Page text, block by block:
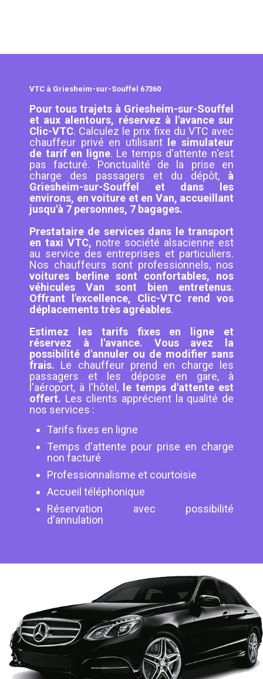
VTC à Griesheim-sur-Souffel 67360
Pour tous trajets à Griesheim-sur-Souffel
et aux alentours, réservez à l'avance sur
Clic-VTC. Calculez le prix fixe du VTC avec
chauffeur privé en utilisant
le simulateur
de tarif en ligne. Le temps d'attente n'est
pas facturé. Ponctualité de la prise en
charge des passagers et du dépôt, à
Griesheim-sur-Souffel et dans les
environs, en voiture et en Van, accueillant
jusqu'à 7 personnes, 7 bagages.
Prestataire de services dans le transport
en taxi VTC, notre société alsacienne est
au service des entreprises et particuliers.
Nos chauffeurs sont professionnels, nos
voitures berline sont confortables, nos
véhicules Van sont bien entretenus.
Offrant l'excellence, Clic-VTC rend vos
déplacements très agréables.
Estimez les tarifs fixes en ligne et
réservez à l'avance. Vous avez la
possibilité d'annuler ou de modifier sans
frais. Le chauffeur prend en charge les
passagers et les dépose en gare, à
l'aéroport, à l'hôtel,
le temps d'attente est
offert. Les clients apprécient la qualité de
nos services :
Tarifs fixes en ligne
Temps d'attente pour prise en charge
non facturé
Professionnalisme et courtoisie
Accueil téléphonique
Réservation avec possibilité
d'annulation